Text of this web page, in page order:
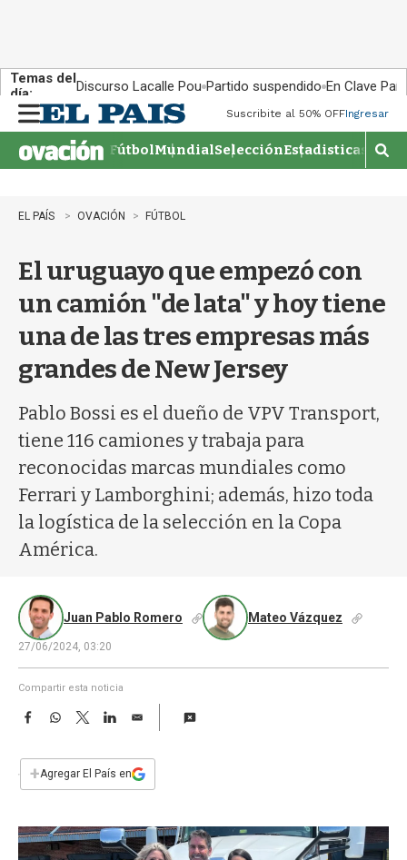
Temas del
día:
Discurso Lacalle Pou Partido suspendido En Clave País
n
u
Suscribite al 50% OFFIngresar
FútbolMundialSelecciónEstadisticas
M
o
�
EL PAÍS OVACIÓN FÚTBOL
El uruguayo que empezó con
un camión "de lata" y hoy tiene
una de las tres empresas más
grandes de New Jersey
Pablo Bossi es el dueño de VPV Transport,
tiene 116 camiones y trabaja para
reconocidas marcas mundiales como
Ferrari y Lamborghini; además, hizo toda
la logística de la selección en la Copa
América.
Juan Pablo Romero Mateo Vázquez
27/06/2024, 03:20
Compartir esta noticia
F
e
b
k
W
s
p
T
w
t
L
n
E
i
l
+Agregar El País en